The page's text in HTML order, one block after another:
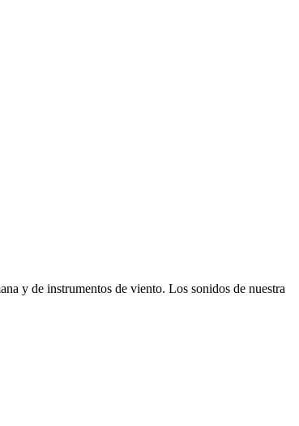
y de instrumentos de viento. Los sonidos de nuestra